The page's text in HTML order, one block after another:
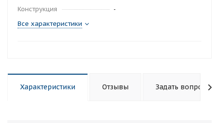
Конструкция
-
Все характеристики
Характеристики Отзывы Задать вопрос